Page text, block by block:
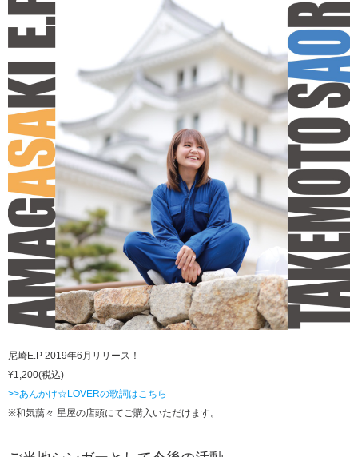
尼崎E.P 2019年6月リリース！
¥1,200(税込)
>>あんかけ☆LOVERの歌詞はこちら
※和気藹々 星屋の店頭にてご購入いただけます。